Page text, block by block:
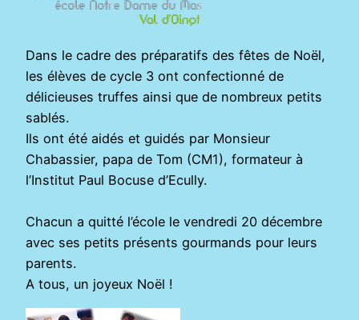
Dans le cadre des préparatifs des fêtes de Noël,
les élèves de cycle 3 ont confectionné de
délicieuses truffes ainsi que de nombreux petits
sablés.
Ils ont été aidés et guidés par Monsieur
Chabassier, papa de Tom (CM1), formateur à
l’Institut Paul Bocuse d’Ecully.
Chacun a quitté l’école le vendredi 20 décembre
avec ses petits présents gourmands pour leurs
parents.
A tous, un joyeux Noël !